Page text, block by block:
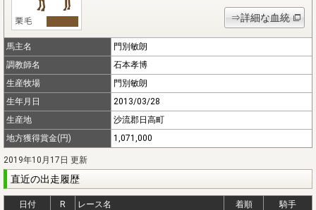
⇒詳細な血統
馬主名
門別敏朗
調教師名
石本孝博
生産牧場
門別敏朗
生年月日
2013/03/28
生産地
沙流郡日高町
地方獲得賞金(円)
1,071,000
2019年10月17日 更新
直近の出走履歴
日付 R レース名 着順 騎手